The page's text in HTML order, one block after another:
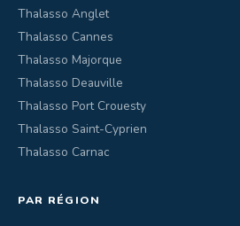
Thalasso Anglet
Thalasso Cannes
Thalasso Majorque
Thalasso Deauville
Thalasso Port Crouesty
Thalasso Saint-Cyprien
Thalasso Carnac
PAR RÉGION